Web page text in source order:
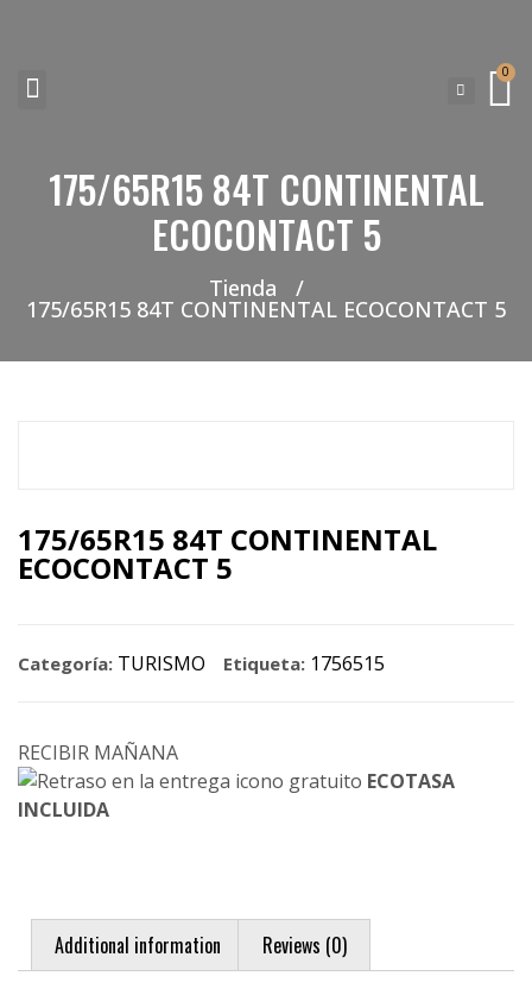
0
175/65R15 84T CONTINENTAL
ECOCONTACT 5
Tienda /
175/65R15 84T CONTINENTAL ECOCONTACT 5
175/65R15 84T CONTINENTAL
ECOCONTACT 5
Categoría: TURISMO Etiqueta: 1756515
RECIBIR MAÑANA
ECOTASA
INCLUIDA
Additional information Reviews (0)